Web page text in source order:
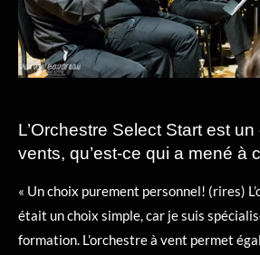
L’Orchestre Select Start est
vents, qu’est-ce qui a mené à
« Un choix purement personnel! (rires)
était un choix simple, car je suis
formation. L’orchestre à vent permet